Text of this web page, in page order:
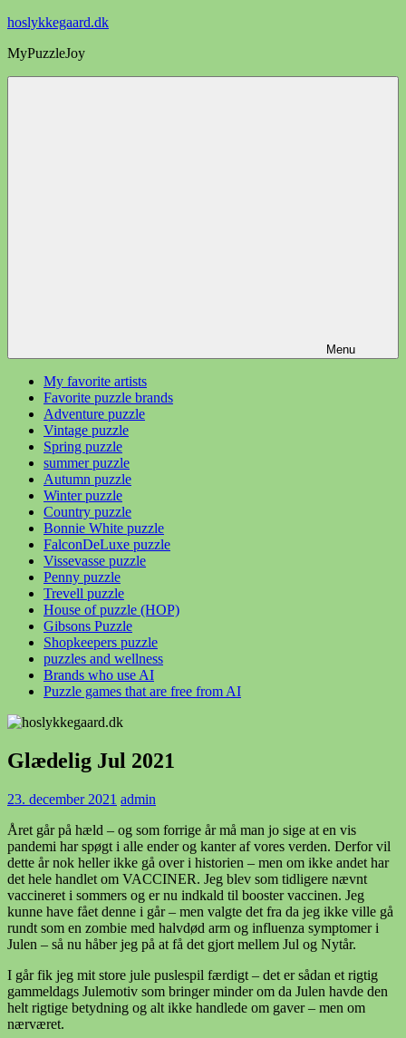
Videre
indhold
hoslykkegaard.dk
MyPuzzleJoy
Menu
My favorite artists
Favorite puzzle brands
Adventure puzzle
Vintage puzzle
Spring puzzle
summer puzzle
Autumn puzzle
Winter puzzle
Country puzzle
Bonnie White puzzle
FalconDeLuxe puzzle
Vissevasse puzzle
Penny puzzle
Trevell puzzle
House of puzzle (HOP)
Gibsons Puzzle
Shopkeepers puzzle
puzzles and wellness
Brands who use AI
Puzzle games that are free from AI
Glædelig Jul 2021
23. december 2021 admin
Året går på hæld – og som forrige år må man jo sige at en vis
pandemi har spøgt i alle ender og kanter af vores verden. Derfor vil
dette år nok heller ikke gå over i historien – men om ikke andet har
det hele handlet om VACCINER. Jeg blev som tidligere nævnt
vaccineret i sommers og er nu indkald til booster vaccinen. Jeg
kunne have fået denne i går – men valgte det fra da jeg ikke ville gå
rundt som en zombie med halvdød arm og influenza symptomer i
Julen – så nu håber jeg på at få det gjort mellem Jul og Nytår.
I går fik jeg mit store jule puslespil færdigt – det er sådan et rigtig
gammeldags Julemotiv som bringer minder om da Julen havde den
helt rigtige betydning og alt ikke handlede om gaver – men om
nærværet.